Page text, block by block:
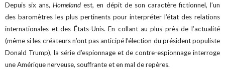
Depuis six ans,Homeland est, en dépit de son caractère fictionnel, l’un
des baromètres les plus pertinents pour interpréter l’état des relations
internationales et des États-Unis. En collant au plus près de l’actualité
(même si les créateurs n’ont pas anticipé l’élection du président populiste
Donald Trump), la série d’espionnage et de contre-espionnage interroge
une Amérique nerveuse, souffrante et en mal de repères.